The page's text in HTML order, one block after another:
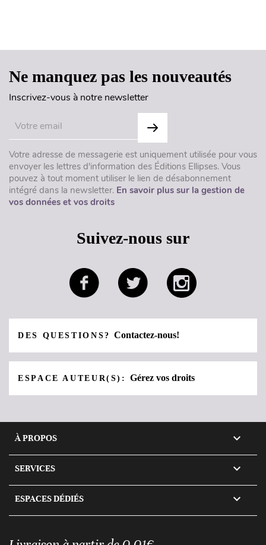
Ne manquez pas les nouveautés
Inscrivez-vous à notre newsletter
Votre adresse de messagerie est uniquement utilisée pour vous
envoyer les lettres d'information des Éditions Ellipses. Vous
pouvez à tout moment utiliser le lien de désabonnement
intégré dans la newsletter. En savoir plus sur la gestion de
vos données et vos droits
Suivez-nous sur
DES QUESTIONS?Contactez-nous!
ESPACE AUTEUR(S):Gérez vos droits
À PROPOS 
SERVICES 
ESPACES DÉDIÉS 